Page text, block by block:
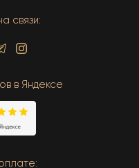
связи:
в Яндексе